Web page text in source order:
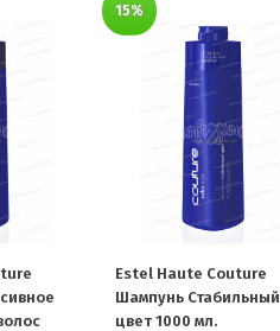
15%
Estel Haute Couture
Шампунь Стабильный
цвет 1000 мл.